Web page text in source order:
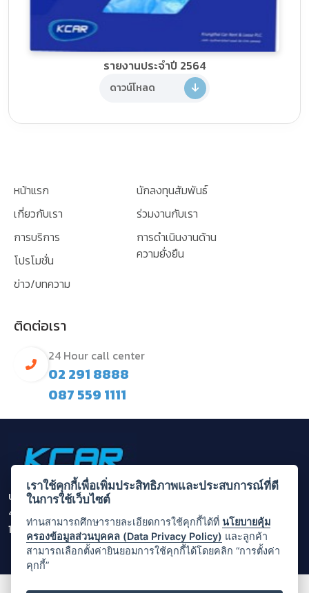
รายงานประจำปี 2564
ดาวน์โหลด
หน้าแรก
เกี่ยวกับเรา
การบริการ
โปรโมชั่น
ข่าว/บทความ
นักลงทุนสัมพันธ์
ร่วมงานกับเรา
การดำเนินงานด้าน
ความยั่งยืน
ติดต่อเรา
24 Hour call center
02 291 8888
087 559 1111
บริษัท กรุงไทยคาร์เร้นท์ แอนด์ ลีส จำกัด (มหาชน)
455/1 ถนนพระราม 3 แขวงบางโคล่ เขตบางคอแหลม กรุงเทพ
10120
เราใช้คุกกี้เพื่อเพิ่มประสิทธิภาพและประสบการณ์ที่ดี
ในการใช้เว็บไซต์
ท่านสามารถศึกษารายละเอียดการใช้คุกกี้ได้ที่นโยบายคุ้ม
ครองข้อมูลส่วนบุคคล (Data Privacy Policy) และลูกค้า
สามารถเลือกตั้งค่ายินยอมการใช้คุกกี้ได้โดยคลิก “การตั้งค่า
คุกกี้”